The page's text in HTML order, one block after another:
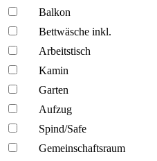
Balkon
Bettwäsche inkl.
Arbeitstisch
Kamin
Garten
Aufzug
Spind/Safe
Gemeinschafts­raum